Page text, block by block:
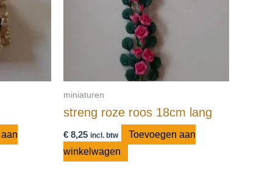
miniaturen
streng roze roos 18cm lang
€8,25 incl. btw
Toevoegen aan
winkelwagen